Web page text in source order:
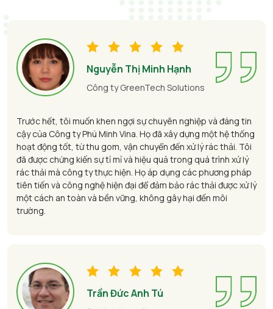
Nguyễn Thị Minh Hạnh
Công ty GreenTech Solutions
Trước hết, tôi muốn khen ngợi sự chuyên nghiệp và đáng tin
cậy của Công ty Phú Minh Vina. Họ đã xây dựng một hệ thống
hoạt động tốt, từ thu gom, vận chuyển đến xử lý rác thải. Tôi
đã được chứng kiến sự tỉ mỉ và hiệu quả trong quá trình xử lý
rác thải mà công ty thực hiện. Họ áp dụng các phương pháp
tiên tiến và công nghệ hiện đại để đảm bảo rác thải được xử lý
một cách an toàn và bền vững, không gây hại đến môi
trường.
Trần Đức Anh Tú